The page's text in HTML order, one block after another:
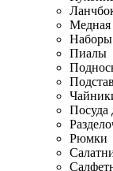
Медная
Наборы
Пиалы
Посуда
Рюмки